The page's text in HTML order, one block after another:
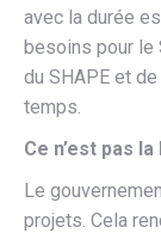
avec la durée
besoins pour le
du SHAPE et
temps.
Ce n’est pas
Le
projets. Cela